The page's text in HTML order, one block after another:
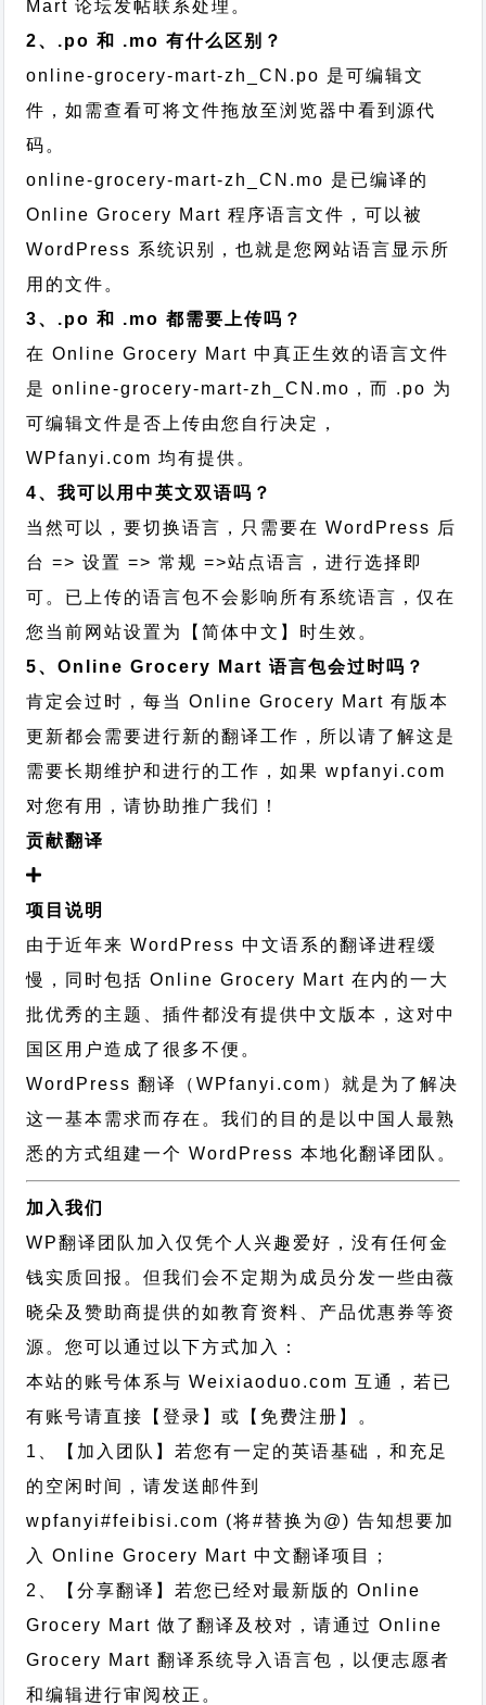
Mart 论坛发帖联系处理。
2、.po 和 .mo 有什么区别？
online-grocery-mart-zh_CN.po 是可编辑文
件，如需查看可将文件拖放至浏览器中看到源代
码。
online-grocery-mart-zh_CN.mo 是已编译的
Online Grocery Mart 程序语言文件，可以被
WordPress 系统识别，也就是您网站语言显示所
用的文件。
3、.po 和 .mo 都需要上传吗？
在 Online Grocery Mart 中真正生效的语言文件
是 online-grocery-mart-zh_CN.mo，而 .po 为
可编辑文件是否上传由您自行决定，
WPfanyi.com 均有提供。
4、我可以用中英文双语吗？
当然可以，要切换语言，只需要在 WordPress 后
台 => 设置 => 常规 =>站点语言，进行选择即
可。已上传的语言包不会影响所有系统语言，仅在
您当前网站设置为【简体中文】时生效。
5、Online Grocery Mart 语言包会过时吗？
肯定会过时，每当 Online Grocery Mart 有版本
更新都会需要进行新的翻译工作，所以请了解这是
需要长期维护和进行的工作，如果 wpfanyi.com
对您有用，请协助推广我们！
贡献翻译
项目说明
由于近年来 WordPress 中文语系的翻译进程缓
慢，同时包括 Online Grocery Mart 在内的一大
批优秀的主题、插件都没有提供中文版本，这对中
国区用户造成了很多不便。
WordPress 翻译（WPfanyi.com） 就是为了解决
这一基本需求而存在。我们的目的是以中国人最熟
悉的方式组建一个 WordPress 本地化翻译团队。
加入我们
WP翻译团队加入仅凭个人兴趣爱好，没有任何金
钱实质回报。但我们会不定期为成员分发一些由薇
晓朵及赞助商提供的如教育资料、产品优惠券等资
源。您可以通过以下方式加入：
本站的账号体系与Weixiaoduo.com 互通，若已
有账号请直接【登录】或【免费注册】。
1、【加入团队】若您有一定的英语基础，和充足
的空闲时间，请发送邮件到
wpfanyi#feibisi.com (将#替换为@) 告知想要加
入 Online Grocery Mart 中文翻译项目；
2、【分享翻译】若您已经对最新版的 Online
Grocery Mart 做了翻译及校对，请通过 Online
Grocery Mart 翻译系统导入语言包，以便志愿者
和编辑进行审阅校正。